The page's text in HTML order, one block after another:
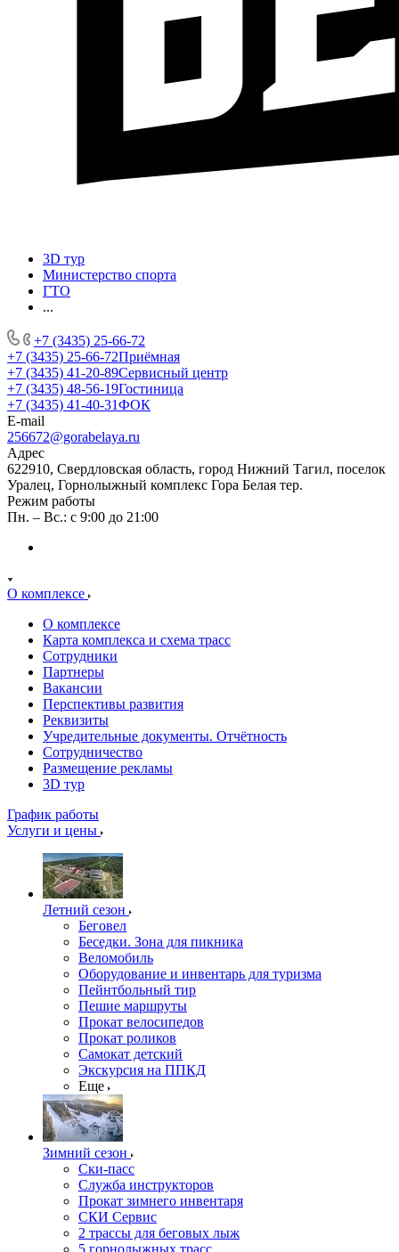
3D тур
Министерство спорта
ГТО
...
+7 (3435) 25-66-72
+7 (3435) 25-66-72Приёмная
+7 (3435) 41-20-89Сервисный центр
+7 (3435) 48-56-19Гостиница
+7 (3435) 41-40-31ФОК
E-mail
256672@gorabelaya.ru
Адрес
622910, Свердловская область, город Нижний Тагил, поселок
Уралец, Горнолыжный комплекс Гора Белая тер.
Режим работы
Пн. – Вс.: с 9:00 до 21:00
О комплексе
О комплексе
Карта комплекса и схема трасс
Сотрудники
Партнеры
Вакансии
Перспективы развития
Реквизиты
Учредительные документы. Отчётность
Сотрудничество
Размещение рекламы
3D тур
График работы
Услуги и цены
Летний сезон
Беговел
Беседки. Зона для пикника
Веломобиль
Оборудование и инвентарь для туризма
Пейнтбольный тир
Пешие маршруты
Прокат велосипедов
Прокат роликов
Самокат детский
Экскурсия на ППКД
Еще
Зимний сезон
Ски-пасс
Служба инструкторов
Прокат зимнего инвентаря
СКИ Сервис
2 трассы для беговых лыж
5 горнолыжных трасс